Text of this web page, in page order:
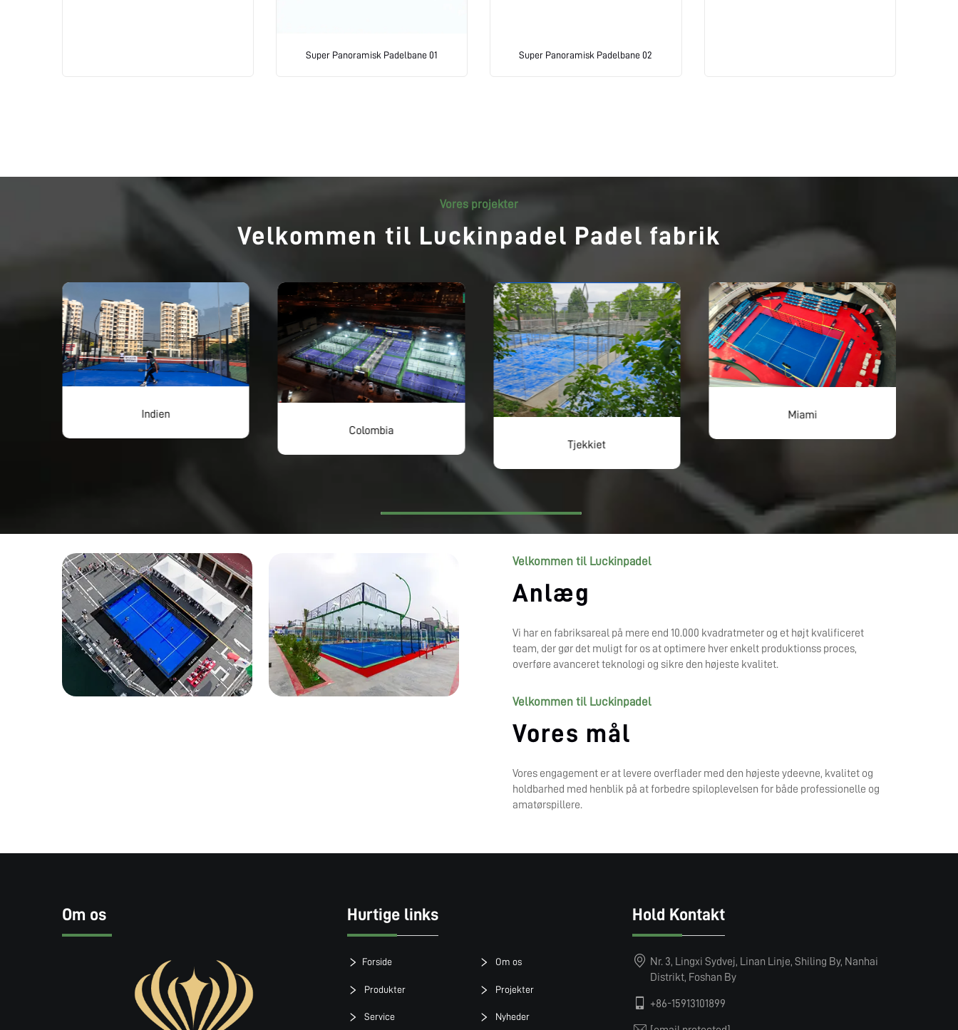
Super Panoramisk Padelbane 01 Super Panoramisk Padelbane 02
Vores projekter
Velkommen til Luckinpadel Padel fabrik
Indien
Colombia
Tjekkiet
Miami
Velkommen til Luckinpadel
Anlæg
Vi har en fabriksareal på mere end 10.000 kvadratmeter og et højt kvalificeret
team, der gør det muligt for os at optimere hver enkelt produktionss proces,
overføre avanceret teknologi og sikre den højeste kvalitet.
Velkommen til Luckinpadel
Vores mål
Vores engagement er at levere overflader med den højeste ydeevne, kvalitet og
holdbarhed med henblik på at forbedre spiloplevelsen for både professionelle og
amatørspillere.
Om os Hurtige links
Forside Om os
Produkter Projekter
Service Nyheder
Hold Kontakt
Nr. 3, Lingxi Sydvej, Linan Linje, Shiling By, Nanhai
Distrikt, Foshan By
+86-15913101899